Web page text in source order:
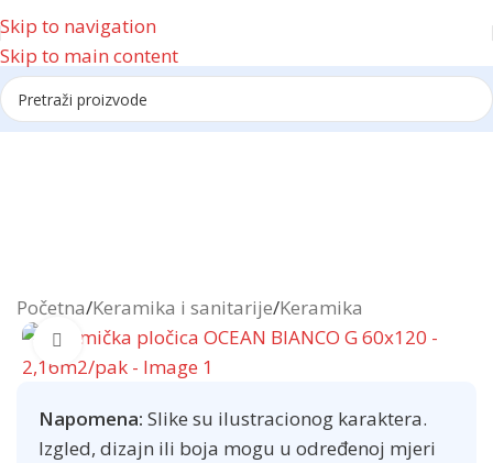
Skip to navigation
Skip to main content
Reklama
Početna/Keramika i sanitarije/Keramika
Click to enlarge
Napomena: Slike su ilustracionog karaktera.
Izgled, dizajn ili boja mogu u određenoj mjeri